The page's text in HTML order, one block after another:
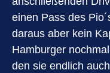
einen Pass des
daraus aber kein
Hamburger
den sie endlich